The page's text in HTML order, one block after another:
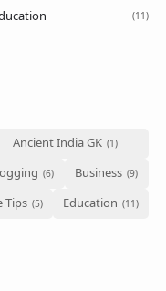
11
Ancient India GK
Business
Tips Education